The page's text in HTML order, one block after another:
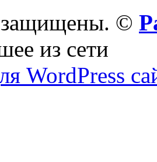
защищены. ©
из сети
WordPress